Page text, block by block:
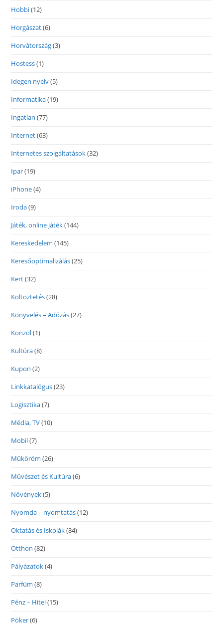
Hobbi(12)
Horgászat(6)
Horvátország(3)
Hostess(1)
Idegen nyelv(5)
Informatika(19)
Ingatlan (77)
Internet(63)
Internetes szolgáltatások(32)
Ipar(19)
iPhone(4)
Iroda(9)
Játék, online játék(144)
Kereskedelem (145)
Keresőoptimalizálás(25)
Kert(32)
Költöztetés(28)
Könyvelés – Adózás(27)
Konzol(1)
Kultúra(8)
Kupon (2)
Linkkatalógus(23)
Logisztika(7)
Média, TV(10)
Mobil(7)
Műköröm (26)
Művészet és Kultúra(6)
Növények(5)
Nyomda – nyomtatás(12)
Oktatás és Iskolák(84)
Otthon (82)
Pályázatok(4)
Parfüm (8)
Pénz – Hitel(15)
Póker(6)